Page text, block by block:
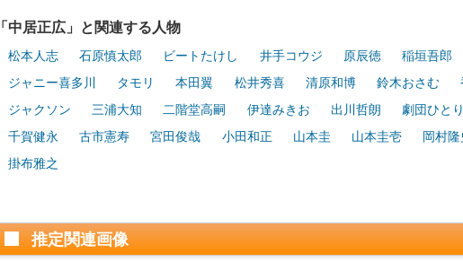
「中居正広」と関連する人物
松本人志 石原慎太郎 ビートたけし 井手コウジ 原辰徳 稲垣吾郎
ジャニー喜多川
タモリ 本田翼 松井秀喜 清原和博 鈴木おさむ
ジャクソン
三浦大知 二階堂高嗣 伊達みきお 出川哲朗 劇団ひとり
千賀健永
古市憲寿 宮田俊哉 小田和正 山本圭 山本圭壱 岡村隆
掛布雅之
推定関連画像